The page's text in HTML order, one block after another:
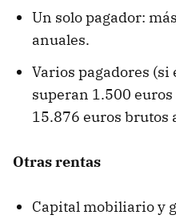
Un solo pagador:
anuales.
Varios pagadores
superan 1.500
15.876 euros brutos
Otras rentas
Capital mobiliario y